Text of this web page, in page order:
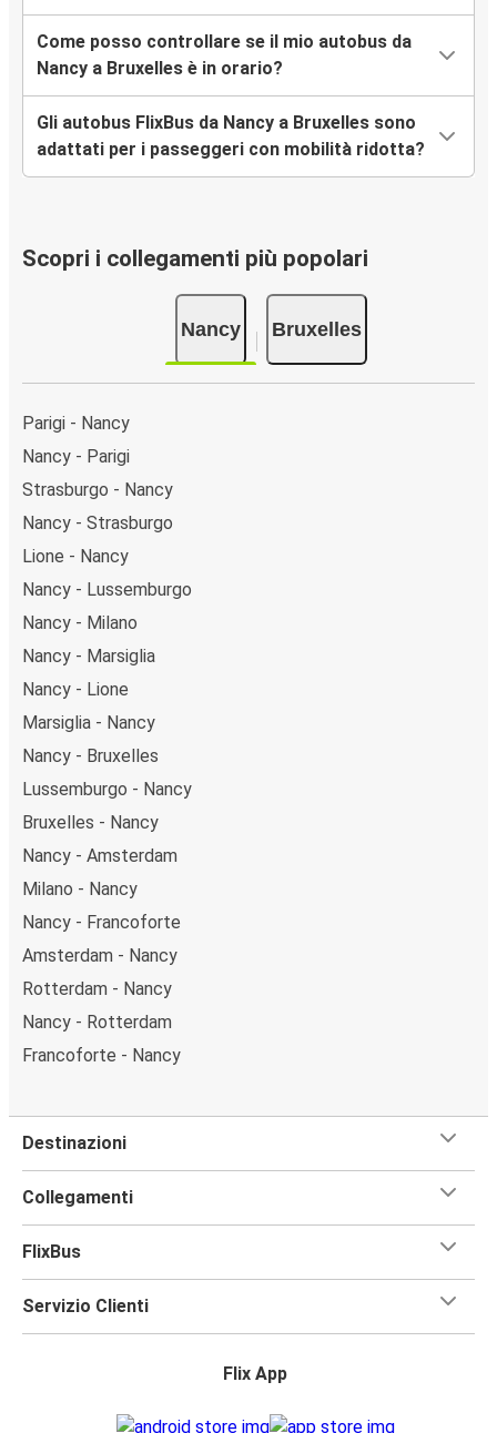
Come posso controllare se il mio autobus da
Nancy a Bruxelles è in orario?
Gli autobus FlixBus da Nancy a Bruxelles sono
adattati per i passeggeri con mobilità ridotta?
Scopri i collegamenti più popolari
Nancy Bruxelles
Parigi - Nancy
Nancy - Parigi
Strasburgo - Nancy
Nancy - Strasburgo
Lione - Nancy
Nancy - Lussemburgo
Nancy - Milano
Nancy - Marsiglia
Nancy - Lione
Marsiglia - Nancy
Nancy - Bruxelles
Lussemburgo - Nancy
Bruxelles - Nancy
Nancy - Amsterdam
Milano - Nancy
Nancy - Francoforte
Amsterdam - Nancy
Rotterdam - Nancy
Nancy - Rotterdam
Francoforte - Nancy
Destinazioni
Collegamenti
FlixBus
Servizio Clienti
Flix App